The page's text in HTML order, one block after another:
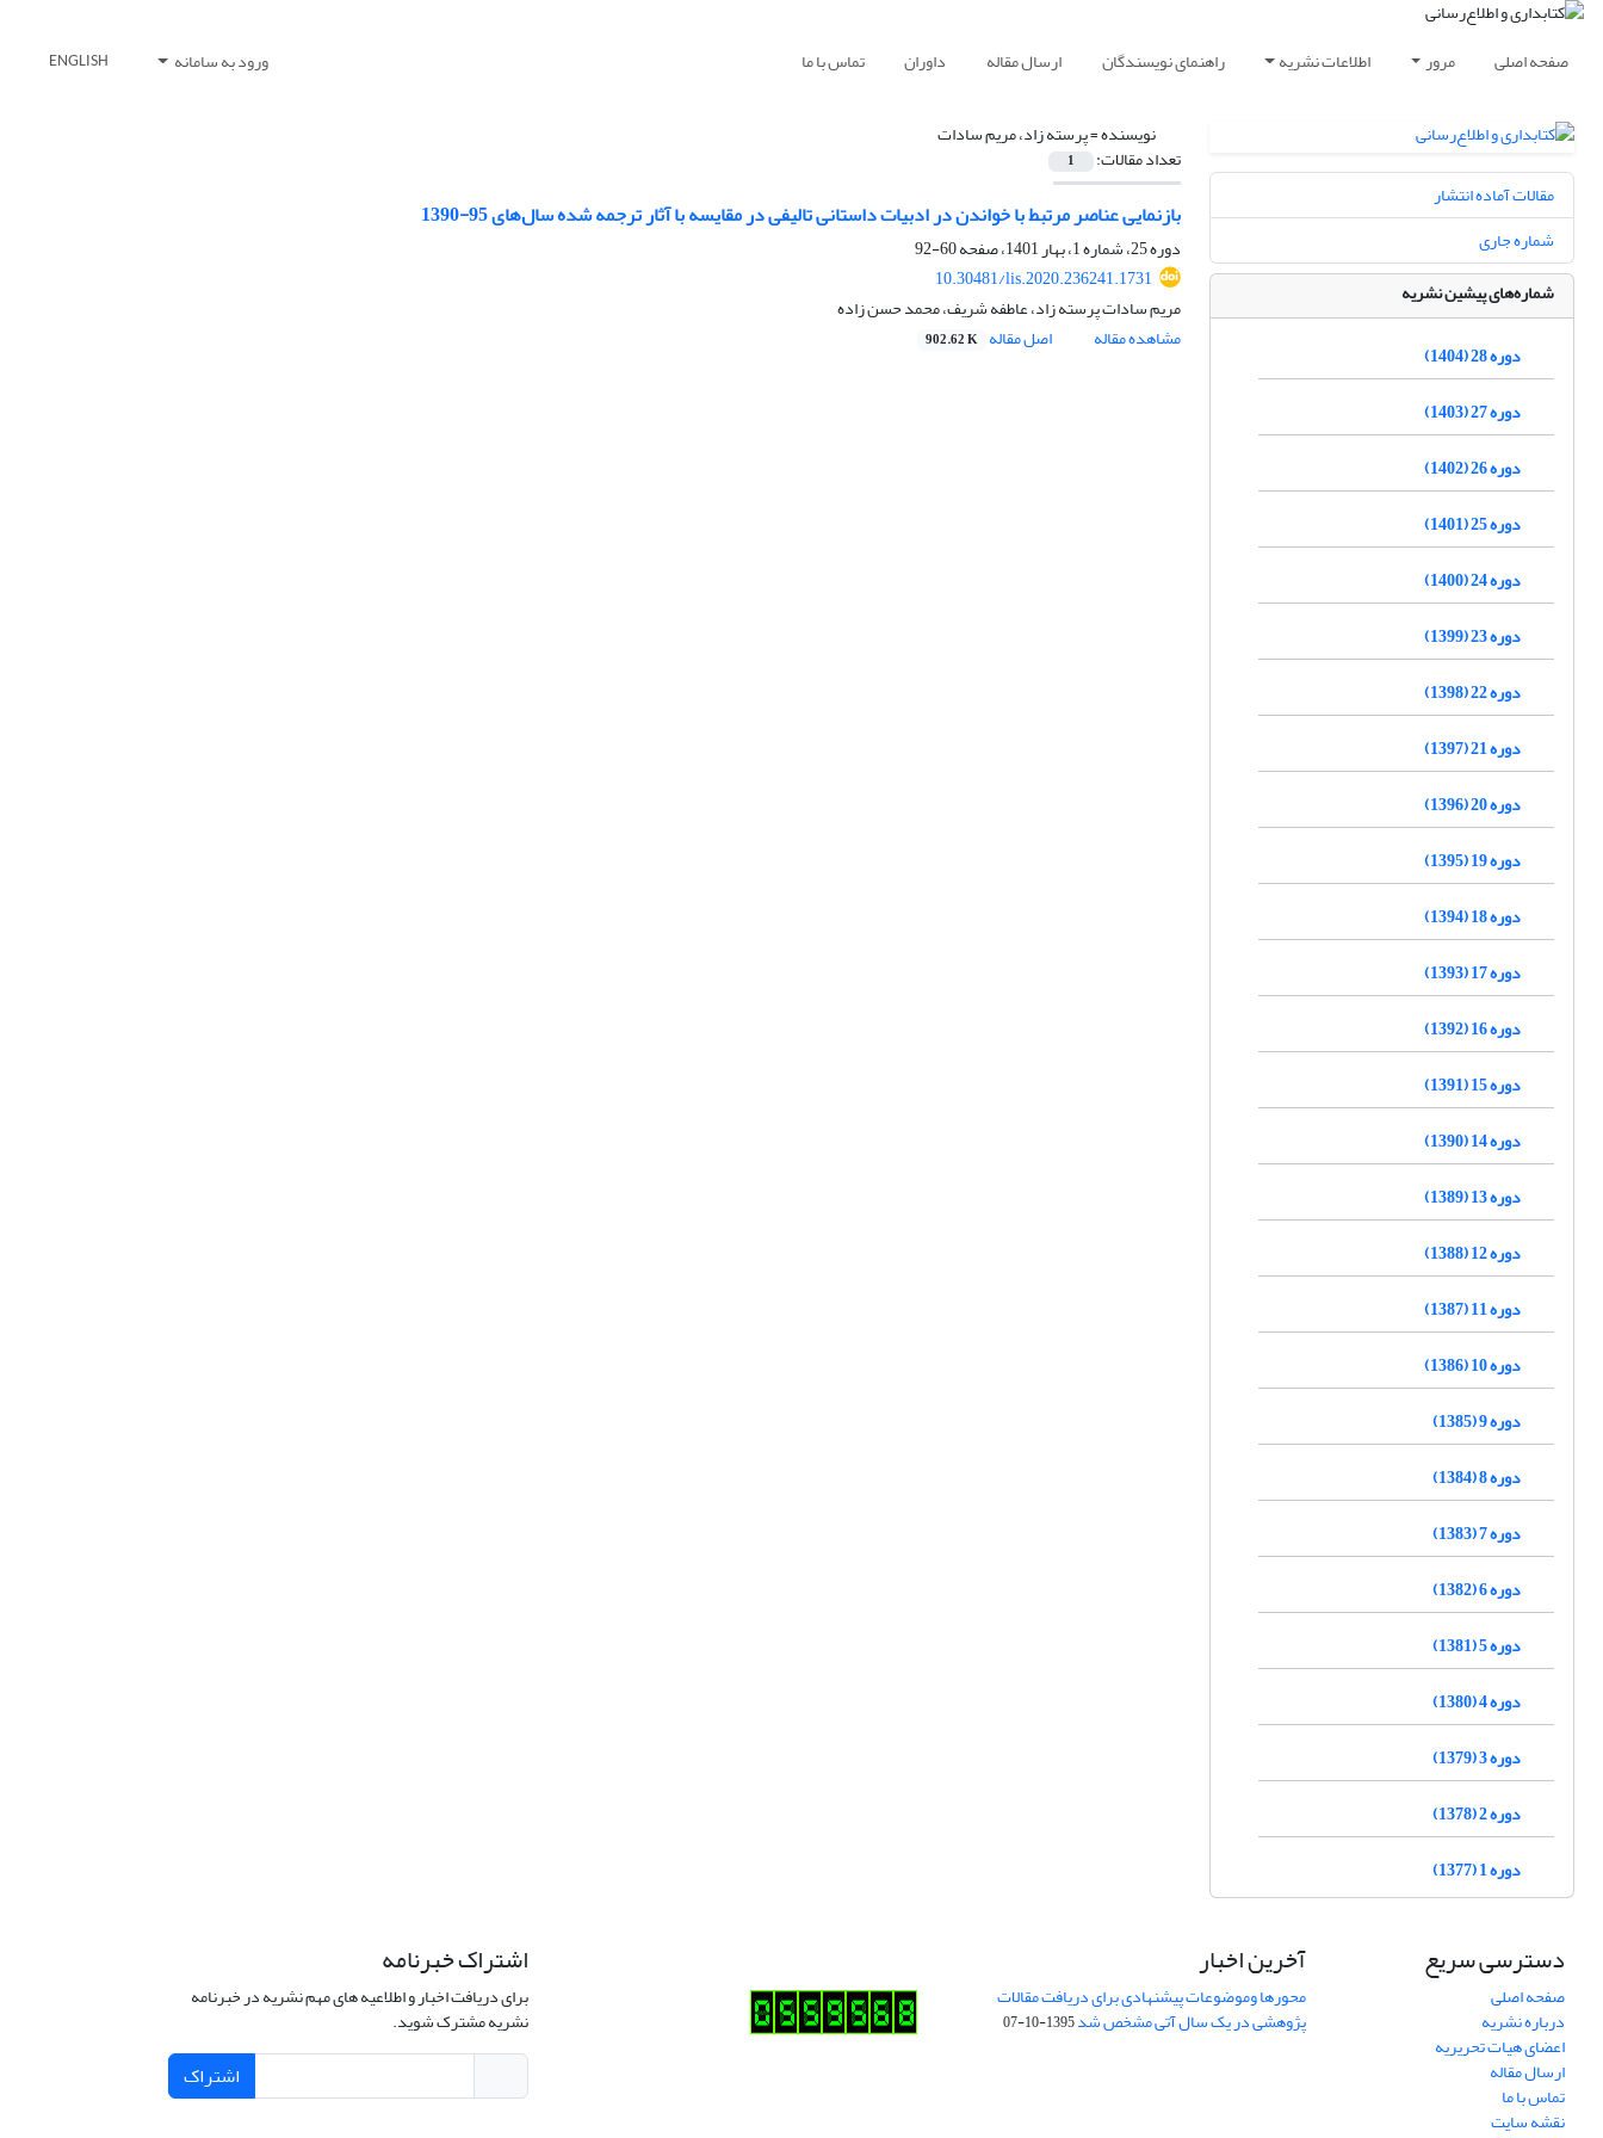
صفحه اصلی مرور اطلاعات نشریه راهنمای نویسندگان ارسال مقاله داوران تماس با ما ورود به سامانه ENGLISH
نویسنده =پرسته زاد، مریم سادات
تعداد مقالات: 1
بازنمایی عناصر مرتبط با خواندن در ادبیات داستانی تالیفی در مقایسه با آثار ترجمه شده‌ سال‌های 95-1390
دوره 25، شماره 1، بهار 1401، صفحه
60-92
10.30481/lis.2020.236241.1731
مریم سادات پرسته زاد، عاطفه شریف، محمد حسن زاده
مشاهده مقاله
اصل مقاله 902.62 K
مقالات آماده انتشار
شماره جاری
شماره‌های پیشین نشریه
دوره 28 (1404)
دوره 27 (1403)
دوره 26 (1402)
دوره 25 (1401)
دوره 24 (1400)
دوره 23 (1399)
دوره 22 (1398)
دوره 21 (1397)
دوره 20 (1396)
دوره 19 (1395)
دوره 18 (1394)
دوره 17 (1393)
دوره 16 (1392)
دوره 15 (1391)
دوره 14 (1390)
دوره 13 (1389)
دوره 12 (1388)
دوره 11 (1387)
دوره 10 (1386)
دوره 9 (1385)
دوره 8 (1384)
دوره 7 (1383)
دوره 6 (1382)
دوره 5 (1381)
دوره 4 (1380)
دوره 3 (1379)
دوره 2 (1378)
دوره 1 (1377)
دسترسی سریع
صفحه اصلی
درباره نشریه
اعضای هیات تحریریه
ارسال مقاله
تماس با ما
نقشه سایت
آخرین اخبار
محورها وموضوعات پیشنهادی برای دریافت مقالات
پژوهشی در یک سال آتی مشخص شد1395-10-07
اشتراک خبرنامه
برای دریافت اخبار و اطلاعیه های مهم نشریه در خبرنامه
نشریه مشترک شوید.
اشتراک